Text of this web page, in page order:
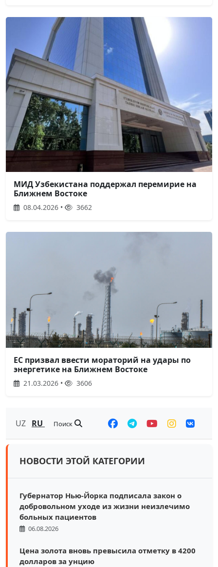
МИД Узбекистана поддержал перемирие на
Ближнем Востоке
08.04.2026 • 3662
ЕС призвал ввести мораторий на удары по
энергетике на Ближнем Востоке
21.03.2026 • 3606
UZ RU Поиск
НОВОСТИ ЭТОЙ КАТЕГОРИИ
Губернатор Нью-Йорка подписала закон о
добровольном уходе из жизни неизлечимо
больных пациентов
06.08.2026
Цена золота вновь превысила отметку в 4200
долларов за унцию